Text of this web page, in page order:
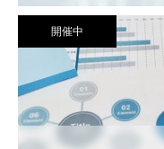
開催中